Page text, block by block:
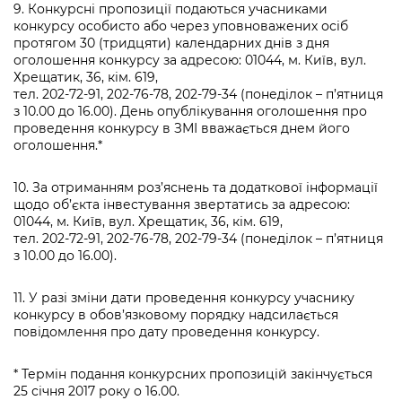
9. Конкурсні пропозиції подаються учасниками
конкурсу особисто або через уповноважених осіб
протягом 30 (тридцяти) календарних днів з дня
оголошення конкурсу за адресою: 01044, м. Київ, вул.
Хрещатик, 36, кім. 619,
тел. 202-72-91, 202-76-78, 202-79-34 (понеділок – п’ятниця
з 10.00 до 16.00). День опублікування оголошення про
проведення конкурсу в ЗМІ вважається днем його
оголошення.*
10. За отриманням роз’яснень та додаткової інформації
щодо об’єкта інвестування звертатись за адресою:
01044, м. Київ, вул. Хрещатик, 36, кім. 619,
тел. 202-72-91, 202-76-78, 202-79-34 (понеділок – п’ятниця
з 10.00 до 16.00).
11. У разі зміни дати проведення конкурсу учаснику
конкурсу в обов’язковому порядку надсилається
повідомлення про дату проведення конкурсу.
* Термін подання конкурсних пропозицій закінчується
25 січня 2017 року о 16.00.